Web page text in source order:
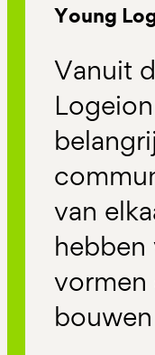
Young
Vanuit
van
vormen